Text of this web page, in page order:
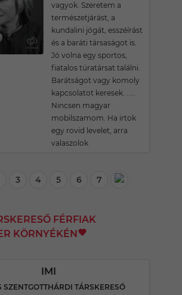
vagyok. Szeretem a
természetjárást, a
kundalini jógát, esszéírást
és a baráti társaságot is.
Jó volna egy sportos,
fiatalos túratársat találni.
Barátságot vagy komoly
kapcsolatot keresek. .....
Nincsen magyar
mobilszamom. Ha irtok
egy rovid levelet, arra
valaszolok
3 4 5 6 7
FÉRFIAK
KÖRNYÉKÉN
IMI
SZENTGOTTHÁRDI TÁRSKERESŐ